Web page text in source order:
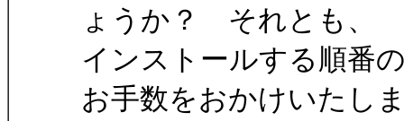
ょうか？ それとも、
インストールする順番
お手数をおかけいたし